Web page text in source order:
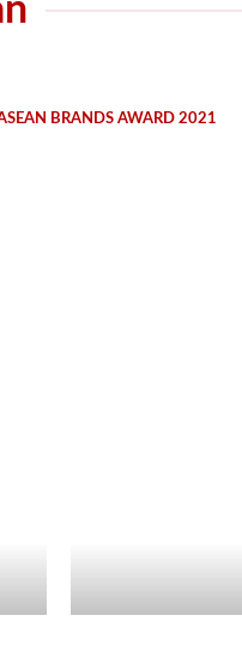
BRANDS AWARD 2021